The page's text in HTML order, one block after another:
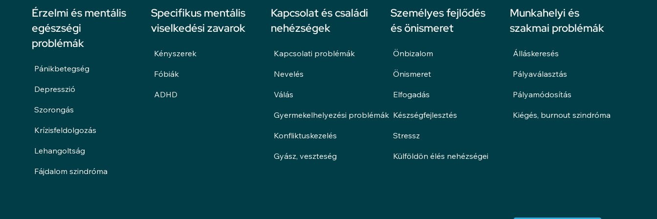
Érzelmi és mentális
egészségi
problémák
Pánikbetegség
Depresszió
Szorongás
Krízisfeldolgozás
Lehangoltság
Fájdalom szindróma
Specifikus mentális
viselkedési zavarok
Kényszerek
Fóbiák
ADHD
Kapcsolat és családi
nehézségek
Kapcsolati problémák
Nevelés
Válás
Gyermekelhelyezési problémák
Konfliktuskezelés
Gyász, veszteség
Személyes fejlődés
és önismeret
Önbizalom
Önismeret
Elfogadás
Készségfejlesztés
Stressz
Külföldön élés nehézségei
Munkahelyi és
szakmai problémák
Álláskeresés
Pályaválasztás
Pályamódosítás
Kiégés, burnout szindróma